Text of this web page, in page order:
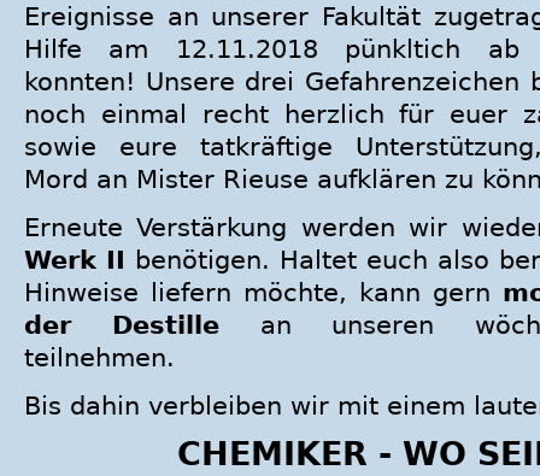
Ereignisse an unserer Fakultät
Hilfe am 12.11.2018 pünkltich ab
konnten! Unsere drei Gefahrenzeichen
noch einmal recht herzlich für euer
sowie eure tatkräftige
Mord an Mister Rieuse aufklären zu
Erneute Verstärkung werden wir
Werk II benötigen. Haltet euch also
Hinweise liefern möchte, kann gern
der Destillean unseren
teilnehmen.
Bis dahin verbleiben wir mit einem
CHEMIKER - WO